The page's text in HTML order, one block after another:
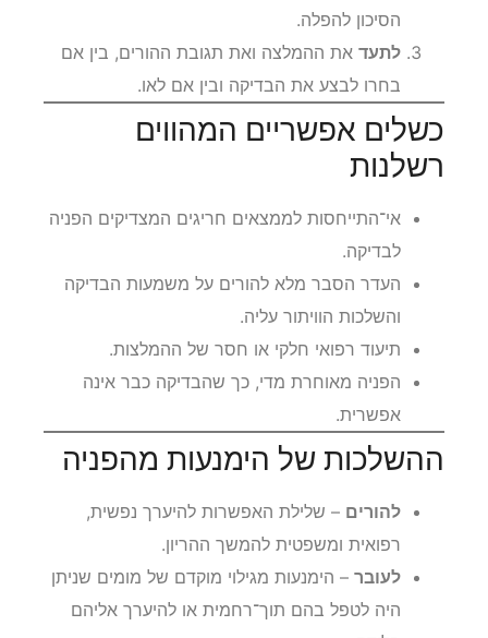
הסיכון להפלה.
לתעד את ההמלצה ואת תגובת ההורים, בין אם
בחרו לבצע את הבדיקה ובין אם לאו.
כשלים אפשריים המהווים
רשלנות
אי־התייחסות לממצאים חריגים המצדיקים הפניה
לבדיקה.
העדר הסבר מלא להורים על משמעות הבדיקה
והשלכות הוויתור עליה.
תיעוד רפואי חלקי או חסר של ההמלצות.
הפניה מאוחרת מדי, כך שהבדיקה כבר אינה
אפשרית.
ההשלכות של הימנעות מהפניה
להורים – שלילת האפשרות להיערך נפשית,
רפואית ומשפטית להמשך ההריון.
לעובר – הימנעות מגילוי מוקדם של מומים שניתן
היה לטפל בהם תוך־רחמית או להיערך אליהם